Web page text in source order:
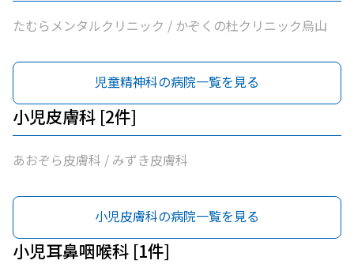
たむらメンタルクリニック / かぞくの杜クリニック烏山
児童精神科の病院一覧を見る
小児皮膚科 [2件]
あおぞら皮膚科 / みずき皮膚科
小児皮膚科の病院一覧を見る
小児耳鼻咽喉科 [1件]